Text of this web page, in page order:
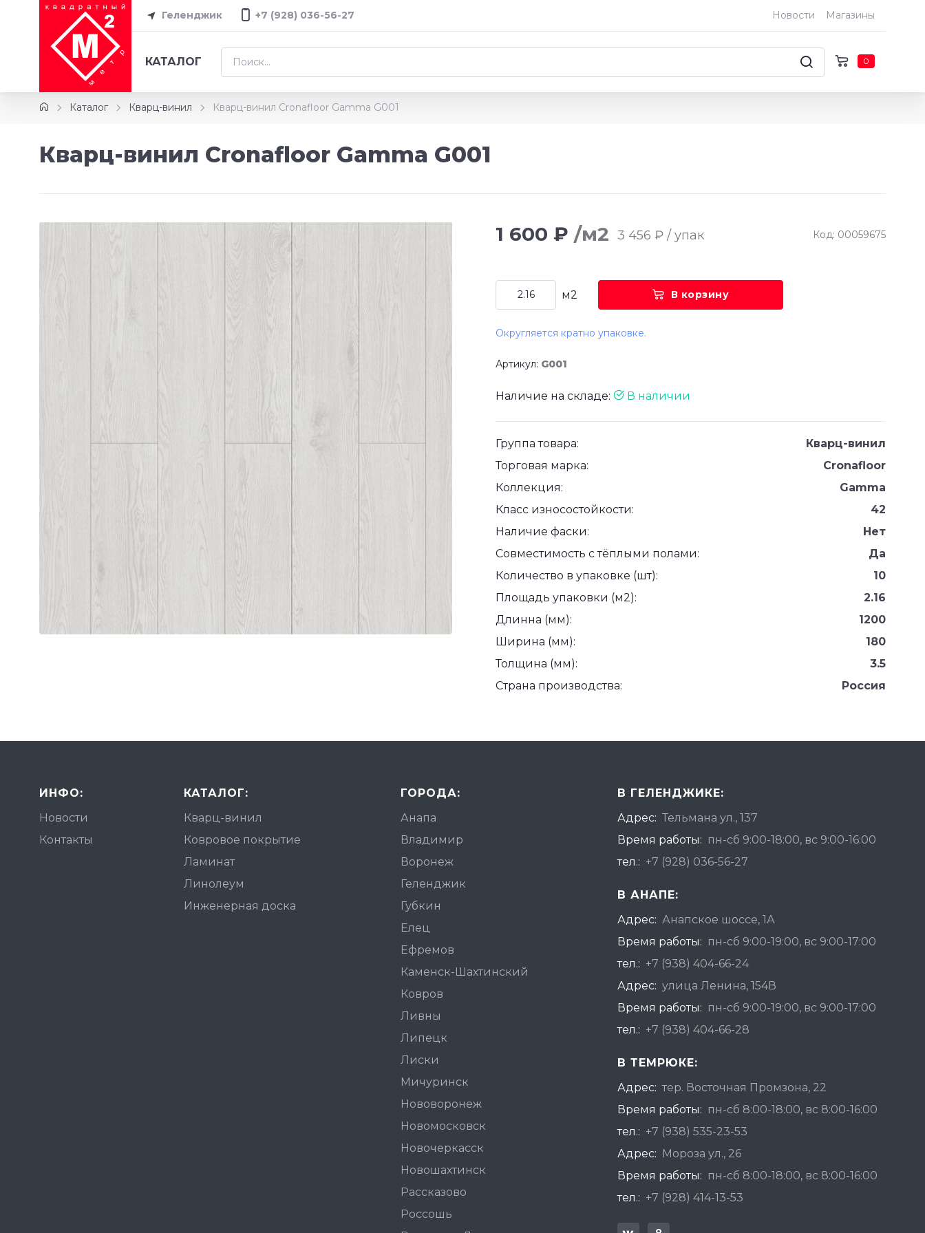
Геленджик +7 (928) 036-56-27 Новости Магазины
КАТАЛОГ 0
Каталог Кварц-винил Кварц-винил Cronafloor Gamma G001
Кварц-винил Cronafloor Gamma G001
1 600 ₽ /м2 3 456 ₽ / упак Код: 00059675
м2 В корзину
Округляется кратно упаковке.
Артикул: G001
Наличие на складе: В наличии
Группа товара:
Кварц-винил
Торговая марка:
Cronafloor
Коллекция:
Gamma
Класс износостойкости:
42
Наличие фаски:
Нет
Совместимость с тёплыми полами:
Да
Количество в упаковке (шт):
10
Площадь упаковки (м2):
2.16
Длинна (мм):
1200
Ширина (мм):
180
Толщина (мм):
3.5
Страна производства:
Россия
ИНФО:
Новости
Контакты
КАТАЛОГ:
Кварц-винил
Ковровое покрытие
Ламинат
Линолеум
Инженерная доска
ГОРОДА:
Анапа
Владимир
Воронеж
Геленджик
Губкин
Елец
Ефремов
Каменск-Шахтинский
Ковров
Ливны
Липецк
Лиски
Мичуринск
Нововоронеж
Новомосковск
Новочеркасск
Новошахтинск
Рассказово
Россошь
В ГЕЛЕНДЖИКЕ:
Адрес: Тельмана ул., 137
Время работы: пн-сб 9:00-18:00, вс 9:00-16:00
тел.: +7 (928) 036-56-27
В АНАПЕ:
Адрес: Анапское шоссе, 1А
Время работы: пн-сб 9:00-19:00, вс 9:00-17:00
тел.: +7 (938) 404-66-24
Адрес: улица Ленина, 154В
Время работы: пн-сб 9:00-19:00, вс 9:00-17:00
тел.: +7 (938) 404-66-28
В ТЕМРЮКЕ:
Адрес: тер. Восточная Промзона, 22
Время работы: пн-сб 8:00-18:00, вс 8:00-16:00
тел.: +7 (938) 535-23-53
Адрес:
Мороза ул., 26
Время работы: пн-сб 8:00-18:00, вс 8:00-16:00
тел.: +7 (928) 414-13-53